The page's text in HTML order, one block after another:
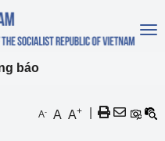
báo
A- A A+